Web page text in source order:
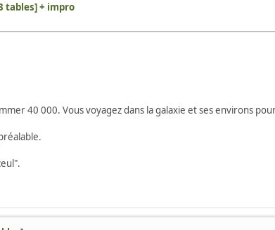
tables] + impro
40 000. Vous voyagez dans la galaxie et ses environs